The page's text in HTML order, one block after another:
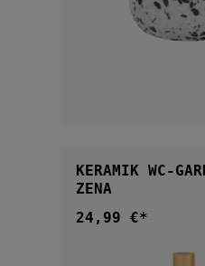
KERAMIK WC-
ZENA
Regulärer Preis:
24,99 €*